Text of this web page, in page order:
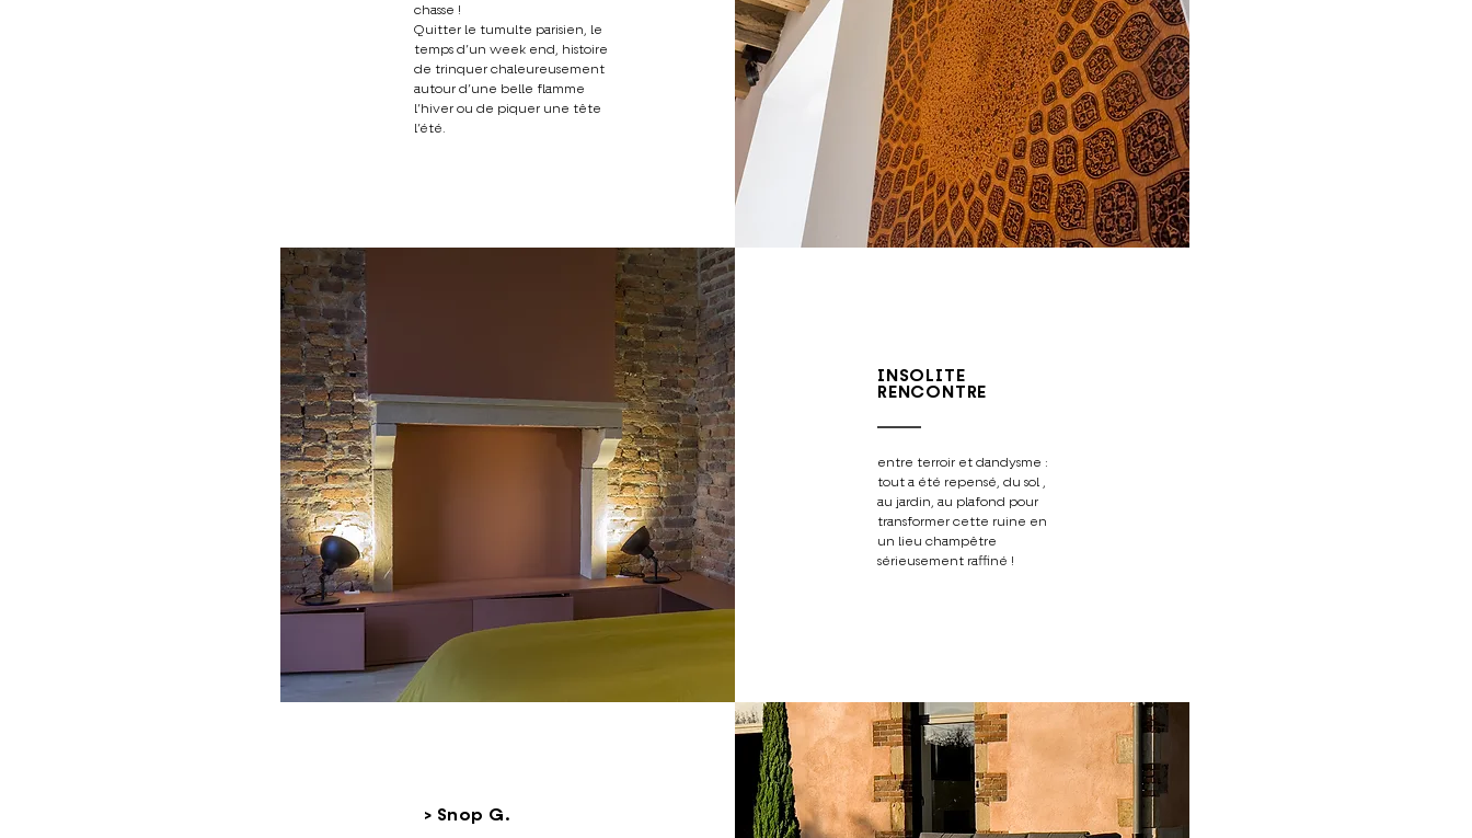
chasse !
Quitter le tumulte parisien, le
temps d’un week end, histoire
de trinquer chaleureusement
autour d’une belle flamme
l’hiver ou de piquer une tête
l’été.
INSOLITE
RENCONTRE
entre terroir et dandysme :
tout a été repensé, du sol ,
au jardin, au plafond pour
transformer cette ruine en
un lieu champêtre
sérieusement raffiné !
> Snop G.